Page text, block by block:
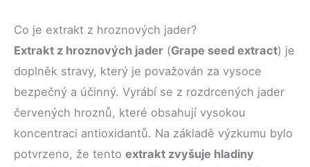
Co je extrakt z hroznových jader?
Extrakt z hroznových jader (Grape seed extract) je
doplněk stravy, který je považován za vysoce
bezpečný a účinný. Vyrábí se z rozdrcených jader
červených hroznů, které obsahují vysokou
koncentraci antioxidantů. Na základě výzkumu bylo
potvrzeno, že tento extrakt zvyšuje hladiny